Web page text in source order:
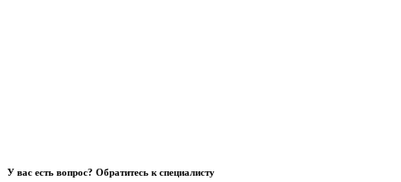
У вас есть вопрос? Обратитесь к специалисту